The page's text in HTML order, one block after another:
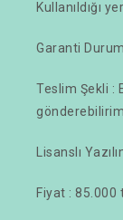
Kullanıldığı
Garanti
Teslim Şekli :
gönderebilirim
Lisanslı
Fiyat : 85.000